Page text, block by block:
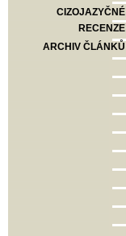
CIZOJAZYČNÉ
RECENZE
ARCHIV ČLÁNKŮ